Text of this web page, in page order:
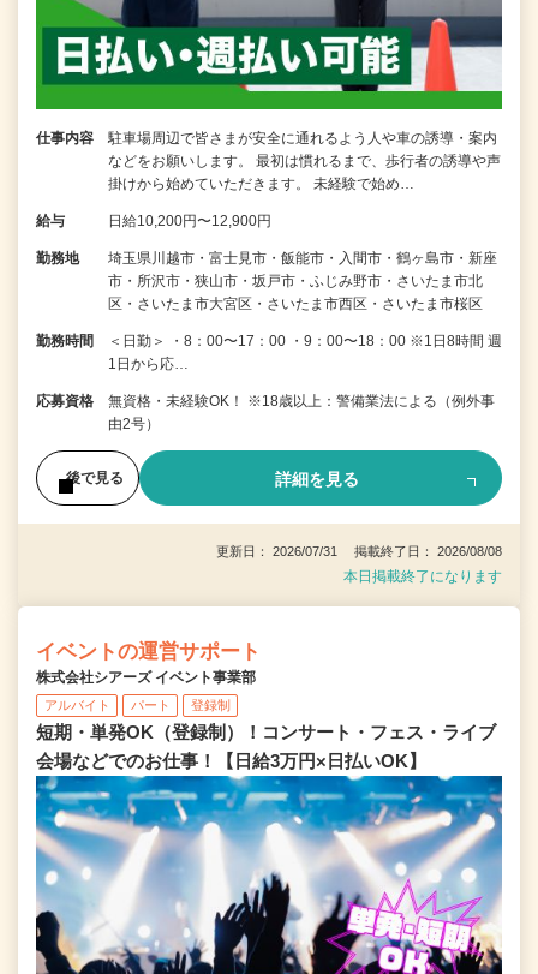
仕事内容
駐車場周辺で皆さまが安全に通れるよう人や車の誘導・案内
などをお願いします。 最初は慣れるまで、歩行者の誘導や声
掛けから始めていただきます。 未経験で始め…
給与 日給10,200円〜12,900円
勤務地
埼玉県川越市・富士見市・飯能市・入間市・鶴ヶ島市・新座
市・所沢市・狭山市・坂戸市・ふじみ野市・さいたま市北
区・さいたま市大宮区・さいたま市西区・さいたま市桜区
勤務時間
＜日勤＞ ・8：00〜17：00 ・9：00〜18：00 ※1日8時間 週
1日から応…
応募資格
無資格・未経験OK！ ※18歳以上：警備業法による（例外事
由2号）
後で見る 詳細を見る
更新日： 2026/07/31 掲載終了日： 2026/08/08
本日掲載終了になります
イベントの運営サポート
株式会社シアーズ イベント事業部
アルバイト パート 登録制
短期・単発OK（登録制）！コンサート・フェス・ライブ
会場などでのお仕事！【日給3万円×日払いOK】